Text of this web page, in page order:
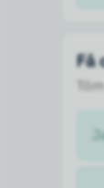
Få